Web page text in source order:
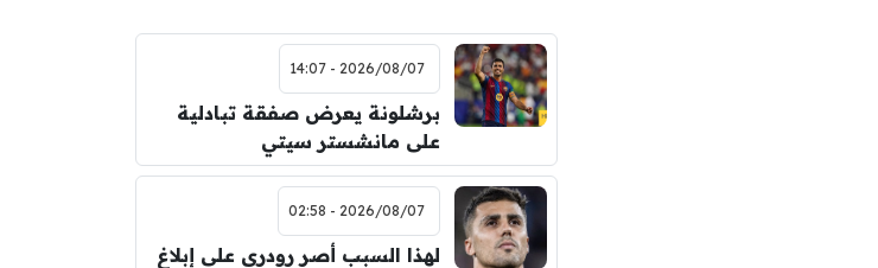
2026/08/07 - 14:07
برشلونة يعرض صفقة تبادلية
على مانشستر سيتي
2026/08/07 - 02:58
لهذا السبب أصر رودري على إبلاغ